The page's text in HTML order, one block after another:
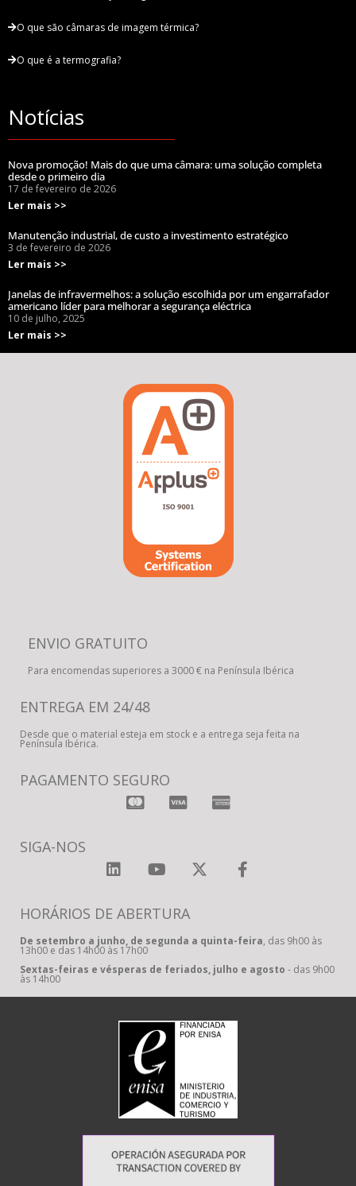
O que são câmaras de imagem térmica?
O que é a termografia?
Notícias
Nova promoção! Mais do que uma câmara: uma solução completa
desde o primeiro dia
17 de fevereiro de 2026
Ler mais >>
Manutenção industrial, de custo a investimento estratégico
3 de fevereiro de 2026
Ler mais >>
Janelas de infravermelhos: a solução escolhida por um engarrafador
americano líder para melhorar a segurança eléctrica
10 de julho, 2025
Ler mais >>
ENVIO GRATUITO
Para encomendas superiores a 3000 € na Península Ibérica
ENTREGA EM 24/48
Desde que o material esteja em stock e a entrega seja feita na
Península Ibérica.
PAGAMENTO SEGURO
SIGA-NOS
HORÁRIOS DE ABERTURA
De setembro a junho, de segunda a quinta-feira, das 9h00 às
13h00 e das 14h00 às 17h00
Sextas-feiras e vésperas de feriados, julho e agosto - das 9h00
às 14h00